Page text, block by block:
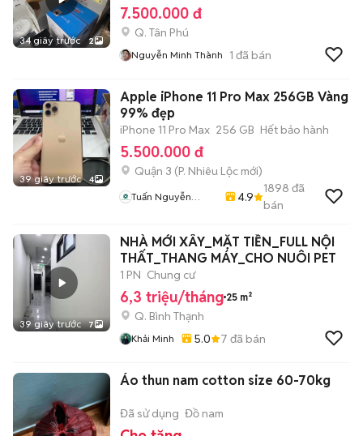
34 giây trước 2
7.500.000 đ
Q. Tân Phú
Nguyễn Minh Thành 1 đã bán
39 giây trước 4
Apple iPhone 11 Pro Max 256GB Vàng
99% đẹp
iPhone 11 Pro Max 256 GB Hết bảo hành
5.500.000 đ
Quận 3 (P. Nhiêu Lộc mới)
Tuấn Nguyễn
4.9
1898 đã
bán
39 giây trước 7
NHÀ MỚI XÂY_MẶT TIỀN_FULL NỘI
THẤT_THANG MÁY_CHO NUÔI PET
1 PN Chung cư
6,3 triệu/tháng 25 m²
Q. Bình Thạnh
Khải Minh 5.0 7 đã bán
Áo thun nam cotton size 60-70kg
Đã sử dụng Đồ nam